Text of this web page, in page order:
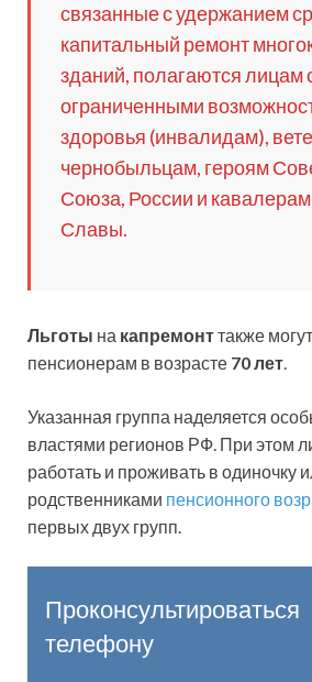
связанные с удержанием
капитальный ремонт
зданий, полагаются лицам
ограниченными
здоровья (инвалидам),
чернобыльцам, героям
Союза, России и
Славы.
Льготы на капремонттакже
пенсионерам в возрасте 70 лет
Указанная группа наделяется
властями регионов РФ. При этом
работать и проживать в одиночку
родственниками пенсионного
первых двух групп.